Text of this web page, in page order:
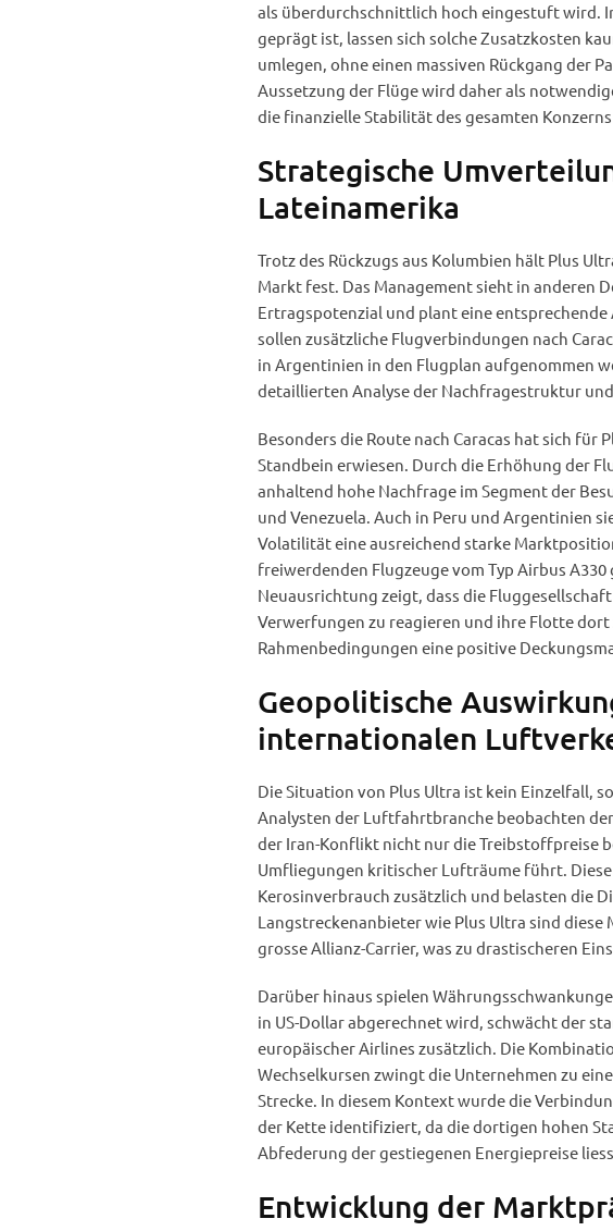
als überdurchschnittlich hoch eingestuft wird.
geprägt ist, lassen sich solche Zusatzkosten
umlegen, ohne einen massiven Rückgang der
Aussetzung der Flüge wird daher als
die finanzielle Stabilität des gesamten
Strategische
Lateinamerika
Trotz des Rückzugs aus Kolumbien hält Plus
Markt fest. Das Management sieht in anderen
Ertragspotenzial und plant eine
sollen zusätzliche Flugverbindungen nach
in Argentinien in den Flugplan aufgenommen
detaillierten Analyse der Nachfragestruktur
Besonders die Route nach Caracas hat sich für
Standbein erwiesen. Durch die Erhöhung der
anhaltend hohe Nachfrage im Segment der
und Venezuela. Auch in Peru und Argentinien
Volatilität eine ausreichend starke
freiwerdenden Flugzeuge vom Typ Airbus
Neuausrichtung zeigt, dass die
Verwerfungen zu reagieren und ihre Flotte
Rahmenbedingungen eine positive
Geopolitische
internationalen
Die Situation von Plus Ultra ist kein Einzelfall,
Analysten der Luftfahrtbranche beobachten
der Iran-Konflikt nicht nur die Treibstoffpreise
Umfliegungen kritischer Lufträume führt.
Kerosinverbrauch zusätzlich und belasten die
Langstreckenanbieter wie Plus Ultra sind
grosse Allianz-Carrier, was zu drastischeren
Darüber hinaus spielen
in US-Dollar abgerechnet wird, schwächt der
europäischer Airlines zusätzlich. Die
Wechselkursen zwingt die Unternehmen zu
Strecke. In diesem Kontext wurde die
der Kette identifiziert, da die dortigen hohen
Abfederung der gestiegenen Energiepreise
Entwicklung der